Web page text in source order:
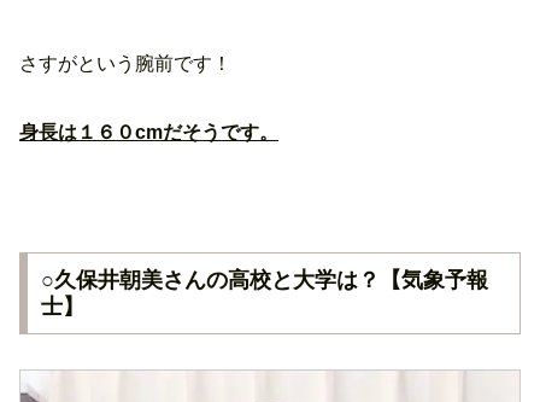
さすがという腕前です！
身長は１６０cmだそうです。
○久保井朝美さんの高校と大学は？【気象予報
士】